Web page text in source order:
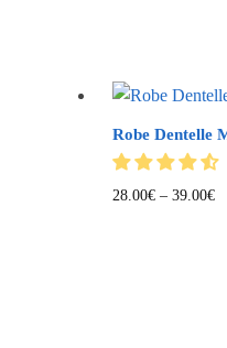
Robe Dentelle
28.00€– 39.00€